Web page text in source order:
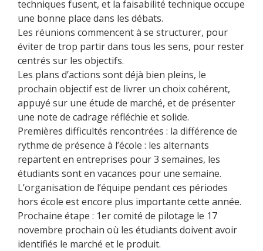
techniques fusent, et la faisabilité technique occupe
une bonne place dans les débats.
Les réunions commencent à se structurer, pour
éviter de trop partir dans tous les sens, pour rester
centrés sur les objectifs.
Les plans d’actions sont déjà bien pleins, le
prochain objectif est de livrer un choix cohérent,
appuyé sur une étude de marché, et de présenter
une note de cadrage réfléchie et solide.
Premières difficultés rencontrées : la différence de
rythme de présence à l’école : les alternants
repartent en entreprises pour 3 semaines, les
étudiants sont en vacances pour une semaine.
L’organisation de l’équipe pendant ces périodes
hors école est encore plus importante cette année.
Prochaine étape : 1er comité de pilotage le 17
novembre prochain où les étudiants doivent avoir
identifiés le marché et le produit.